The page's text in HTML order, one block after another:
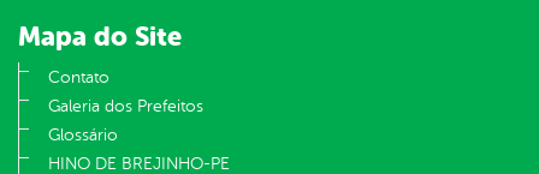
Mapa do Site
Contato
Galeria dos Prefeitos
Glossário
HINO DE BREJINHO-PE